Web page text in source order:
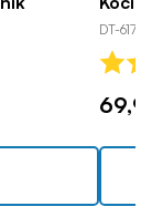
DT-6176